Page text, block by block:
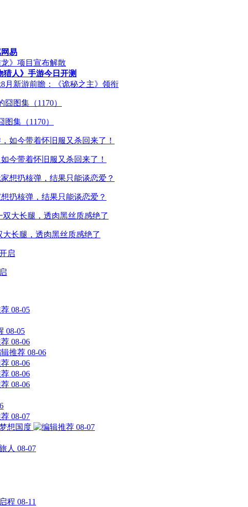
易
龙》项目宣布解散
人》手游今日开测
8月新游前瞻：《诡秘之主》领衔
集（1170）
今带着怀旧服又杀回来了！
扔核弹，结果只能谈恋爱？
长腿，透肉黑丝质感绝了
08-05
08-05
08-06
08-06
08-06
08-06
08-06
08-07
想国度
08-07
人 08-07
程 08-11